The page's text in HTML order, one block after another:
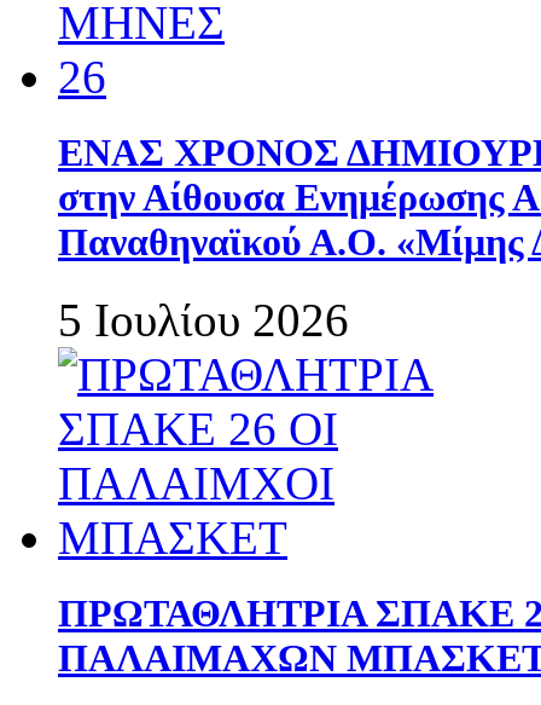
ΕΝΑΣ ΧΡΟΝΟΣ
στην Αίθουσα Ενημέρωσης
Παναθηναϊκού Α.Ο. «Μίμης
5 Ιουλίου 2026
ΠΡΩΤΑΘΛΗΤΡΙΑ ΣΠΑΚΕ
ΠΑΛΑΙΜΑΧΩΝ